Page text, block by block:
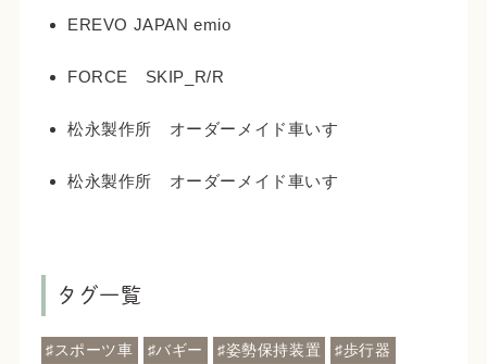
EREVO JAPAN emio
FORCE SKIP_R/R
松永製作所 オーダーメイド車いす
松永製作所 オーダーメイド車いす
タグ一覧
♯スポーツ車 ♯バギー ♯姿勢保持装置
♯歩行器